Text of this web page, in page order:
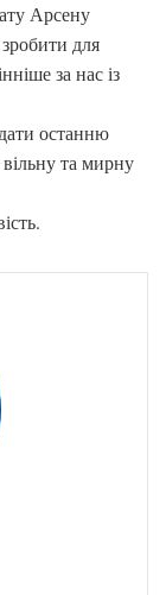
Арсену
для
за нас із
останню
та мирну